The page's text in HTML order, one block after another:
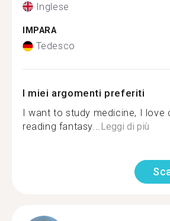
Inglese
IMPARA
Tedesco
I miei argomenti preferiti
I want to study medicine, I love
reading fantasy...Leggi di più